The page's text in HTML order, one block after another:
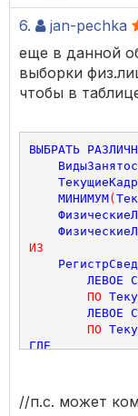
6. jan-pechka
еще в данной
выборки
чтобы в
ВЫБРАТЬ
МИНИМУМ(
ИЗ
ЛЕВОЕ
ПО
ЛЕВОЕ
ПО
ГДЕ
//п.с. может